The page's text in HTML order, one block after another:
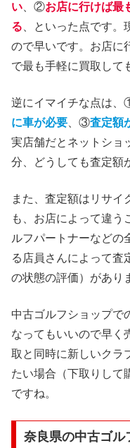
い 、②お店に行けば最
る 、といった点です
ので早いです。お店に
で最も手軽に買取して
逆にイマイチな点は
に車が必要 、③査定額
実店舗だとネットショ
分、どうしても査定額
また、査定額はリサイ
も、お店によって違う
ルフパートナーなどの
る店員さんによって査
の状態の評価）があり
中古ゴルフショップで
なってもいいので早く
取と同時に新しいクラ
たい場合（下取りして
ですね。
奈良県の中古ゴ